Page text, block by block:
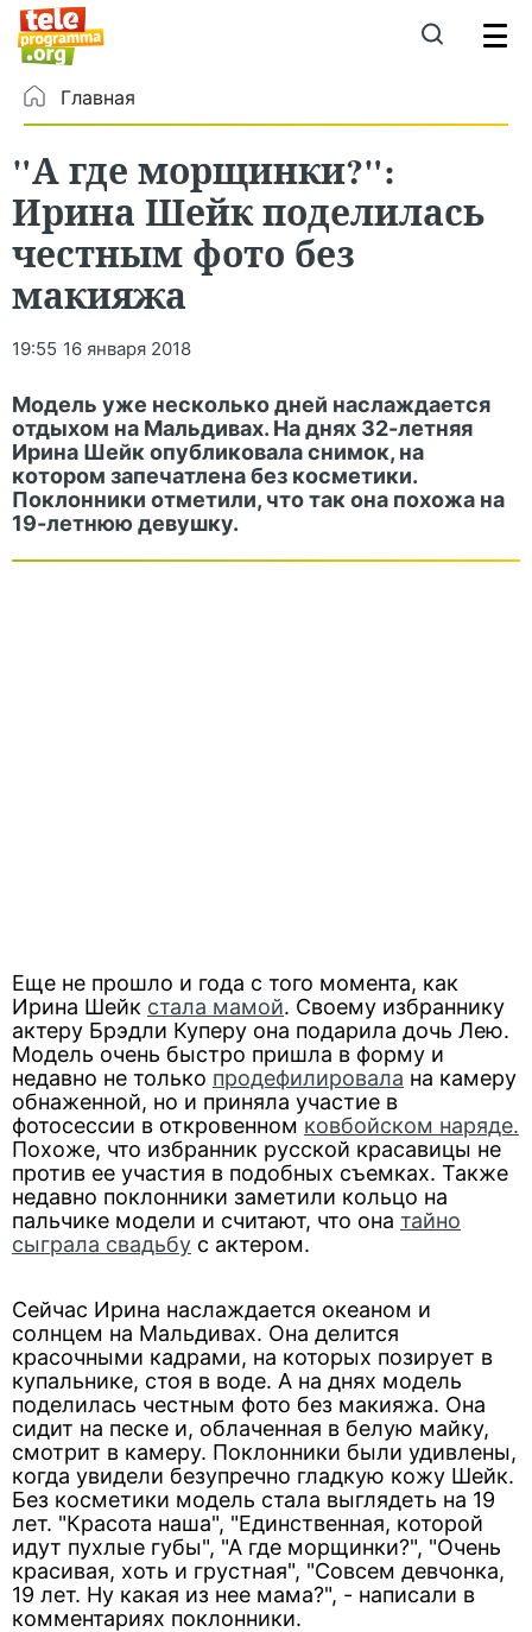
Главная
"А где морщинки?":
Ирина Шейк поделилась
честным фото без
макияжа
19:55 16 января 2018
Модель уже несколько дней наслаждается
отдыхом на Мальдивах. На днях 32-летняя
Ирина Шейк опубликовала снимок, на
котором запечатлена без косметики.
Поклонники отметили, что так она похожа на
19-летнюю девушку.
Еще не прошло и года с того момента, как
Ирина Шейк стала мамой. Своему избраннику
актеру Брэдли Куперу она подарила дочь Лею.
Модель очень быстро пришла в форму и
недавно не только продефилировала на камеру
обнаженной, но и приняла участие в
фотосессии в откровенном ковбойском наряде.
Похоже, что избранник русской красавицы не
против ее участия в подобных съемках. Также
недавно поклонники заметили кольцо на
пальчике модели и считают, что она тайно
сыграла свадьбу с актером.
Сейчас Ирина наслаждается океаном и
солнцем на Мальдивах. Она делится
красочными кадрами, на которых позирует в
купальнике, стоя в воде. А на днях модель
поделилась честным фото без макияжа. Она
сидит на песке и, облаченная в белую майку,
смотрит в камеру. Поклонники были удивлены,
когда увидели безупречно гладкую кожу Шейк.
Без косметики модель стала выглядеть на 19
лет. "Красота наша", "Единственная, которой
идут пухлые губы", "А где морщинки?", "Очень
красивая, хоть и грустная", "Совсем девчонка,
19 лет. Ну какая из нее мама?", - написали в
комментариях поклонники.